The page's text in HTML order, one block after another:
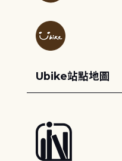
Ubike站點地圖